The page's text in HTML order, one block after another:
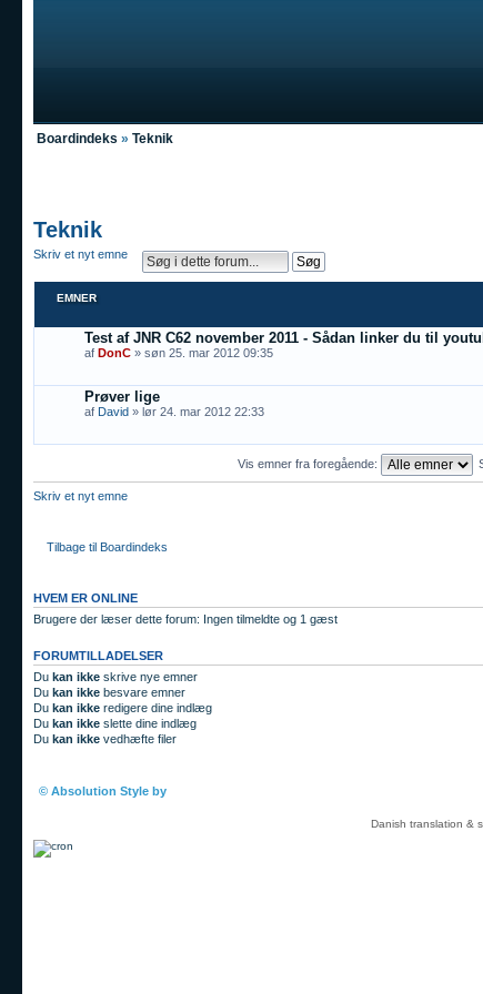
Boardindeks » Teknik
Teknik
Skriv et nyt emne
EMNER
Test af JNR C62 november 2011 - Sådan linker du til
af DonC » søn 25. mar 2012 09:35
Prøver lige
af David » lør 24. mar 2012 22:33
Vis emner fra foregående:
Skriv et nyt emne
Tilbage til Boardindeks
HVEM ER ONLINE
Brugere der læser dette forum: Ingen tilmeldte og 1 gæst
FORUMTILLADELSER
Du kan ikke skrive nye emner
Du kan ikke besvare emner
Du kan ikke redigere dine indlæg
Du kan ikke slette dine indlæg
Du kan ikke vedhæfte filer
© Absolution Style by
Danish translation &